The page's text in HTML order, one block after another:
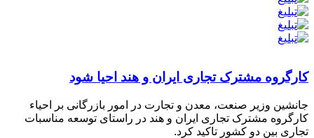
کارگروه مشترک تجاری ایران و هند احیا شود
جانشین وزیر صنعت، معدن و تجارت در امور بازرگانی بر احیاء
کارگروه مشترک تجاری ایران و هند در راستای توسعه مناسبات
تجاری بین دو کشور تاکید کرد.